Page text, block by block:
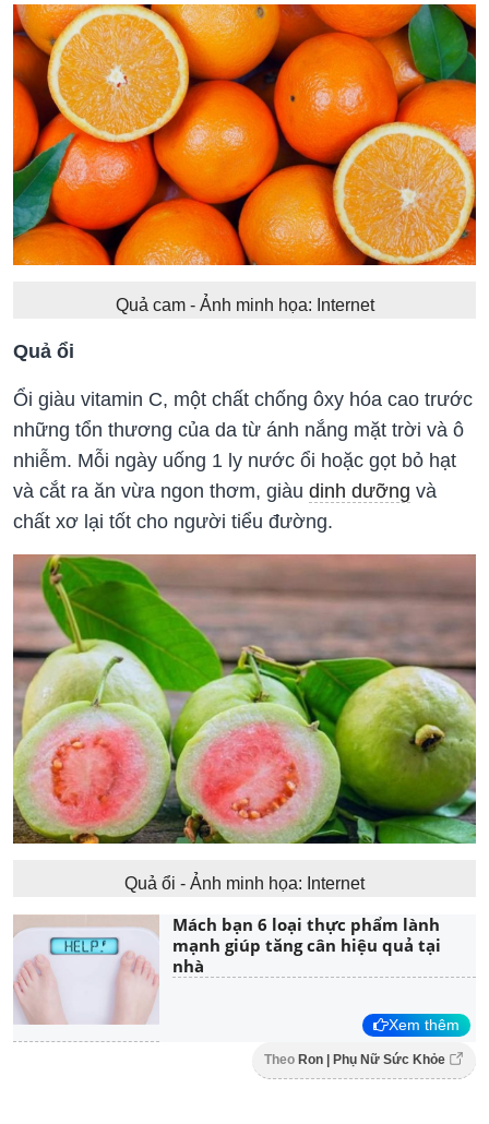
Quả cam - Ảnh minh họa: Internet
Quả ổi
Ổi giàu vitamin C, một chất chống ôxy hóa cao trước
những tổn thương của da từ ánh nắng mặt trời và ô
nhiễm. Mỗi ngày uống 1 ly nước ổi hoặc gọt bỏ hạt
và cắt ra ăn vừa ngon thơm, giàu dinh dưỡng và
chất xơ lại tốt cho người tiểu đường.
Quả ổi - Ảnh minh họa: Internet
Mách bạn 6 loại thực phẩm lành
mạnh giúp tăng cân hiệu quả tại
nhà
Xem thêm
Theo Ron | Phụ Nữ Sức Khỏe